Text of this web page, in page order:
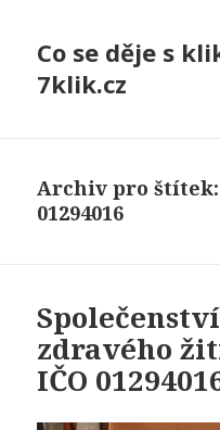
Co se děje s
7klik.cz
Archiv pro
01294016
zdravého
IČO